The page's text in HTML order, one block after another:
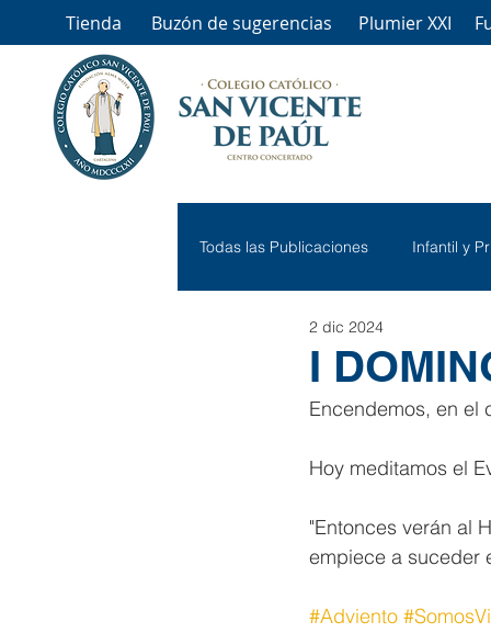
Tienda Buzón de sugerencias Plumier XXI
Todas las Publicaciones Infantil y
I
2 dic 2024
Encendemos, en el
Hoy meditamos el
"Entonces verán al
empiece a suceder
#Adviento